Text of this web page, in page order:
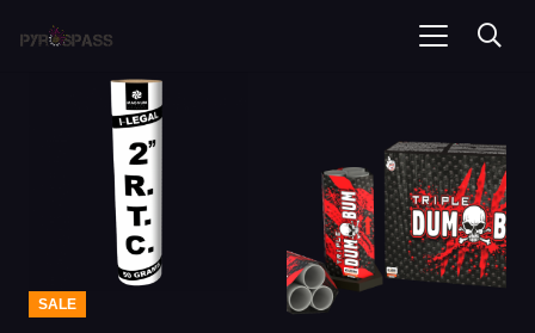
SALE